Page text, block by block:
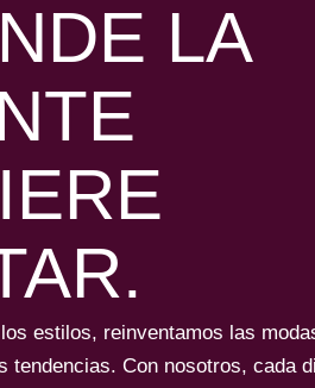
LA
estilos, reinventamos las
tendencias. Con nosotros, cada